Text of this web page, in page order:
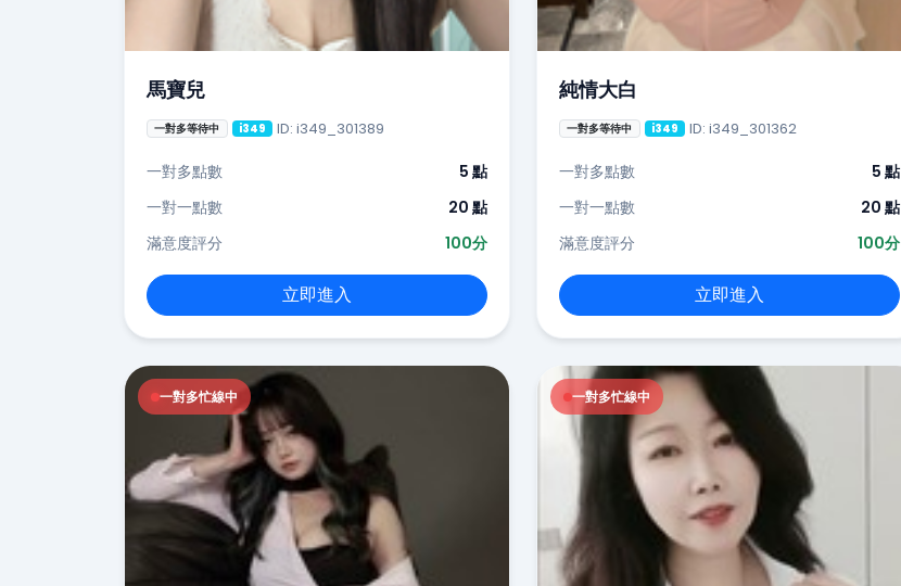
馬寶兒
一對多等待中 i349 ID: i349_301389
一對多點數
5 點
一對一點數
20 點
滿意度評分
100分
立即進入
純情大白
一對多等待中 i349 ID: i349_301362
一對多點數
5 點
一對一點數
20 點
滿意度評分
100分
立即進入
一對多忙線中 一對多忙線中